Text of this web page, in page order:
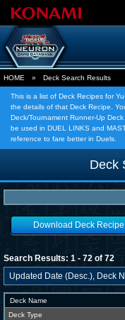
HOME » Deck Search Results
This is a list of Deck Recipes for
the details of that Deck Recipe.
Deck/Tournament Runner-Up
be used in DUEL LINKS and
reference to fare better in Duels.
Deck
Download Deck
Search Results: 1 - 72 of 72
Deck Name
Deck Type